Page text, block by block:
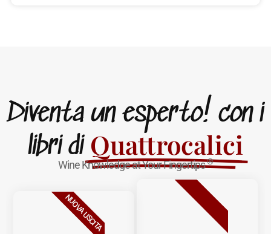
Diventa un esperto! con i
libri di Quattrocalici
Wine Knowledge at Your Fingertips®
NUOVA USCITA BESTSELLER